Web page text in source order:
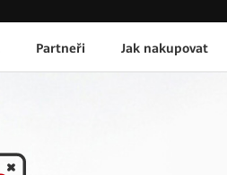
Partneři Jak nakupovat